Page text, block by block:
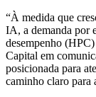
“À medida que
IA, a demanda por
desempenho
Capital em
posicionada para
caminho claro para